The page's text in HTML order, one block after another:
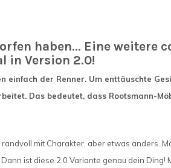
haben... Eine weitere
in Version 2.0!
einfach der Renner. Um enttäuschte
Das bedeutet, dass Rootsmann-
mit Charakter, aber etwas anders.
ist diese 2.0 Variante genau dein Ding!